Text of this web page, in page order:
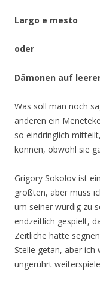
Largo e mesto
oder
Dämonen auf
Was soll man noch
anderen ein
so eindringlich
können, obwohl sie
Grigory Sokolov ist
größten, aber muss
um seiner würdig zu
endzeitlich gespielt,
Zeitliche hätte
Stelle getan, aber
ungerührt